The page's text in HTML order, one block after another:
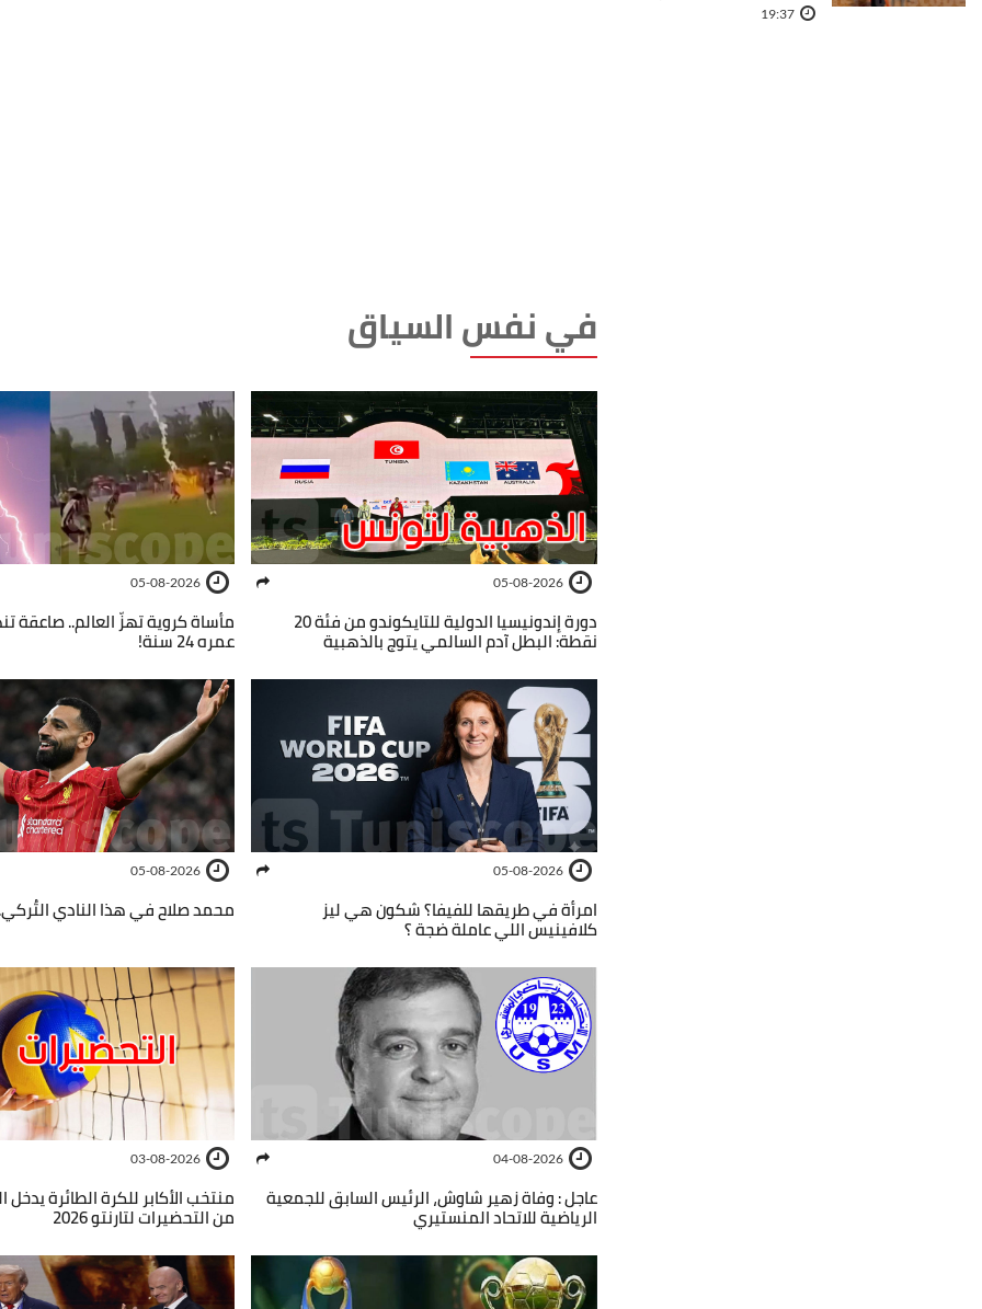
في نفس السياق
05-08-2026
دورة إندونيسيا الدولية للتايكوندو من فئة 20
نقطة: البطل آدم السالمي يتوج بالذهبية
05-08-2026
مأساة كروية تهزّ العالم.. صاعقة
عمره 24 سنة!
05-08-2026
امرأة في طريقها للفيفا؟ شكون هي ليز
كلافينيس اللي عاملة ضجة ؟
05-08-2026
محمد صلاح في هذا النادي
04-08-2026
عاجل : وفاة زهير شاوش، الرئيس السابق للجمعية
الرياضية للاتحاد المنستيري
03-08-2026
منتخب الأكابر للكرة الطائرة
من التحضيرات لتارنتو 2026
19:37